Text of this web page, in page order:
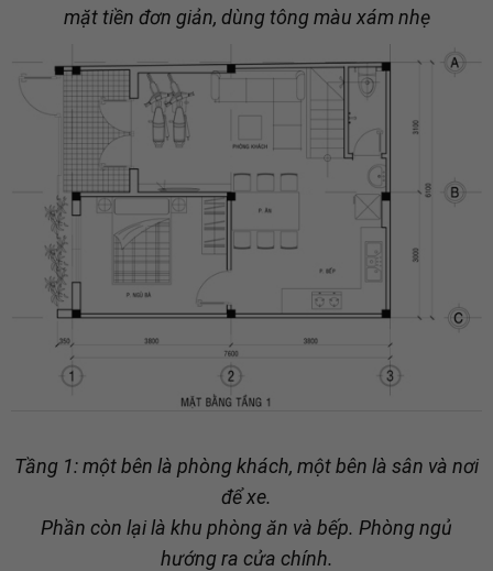
mặt tiền đơn giản, dùng tông màu xám nhẹ
Tầng 1: một bên là phòng khách, một bên là sân và nơi
để xe.
Phần còn lại là khu phòng ăn và bếp. Phòng ngủ
hướng ra cửa chính.